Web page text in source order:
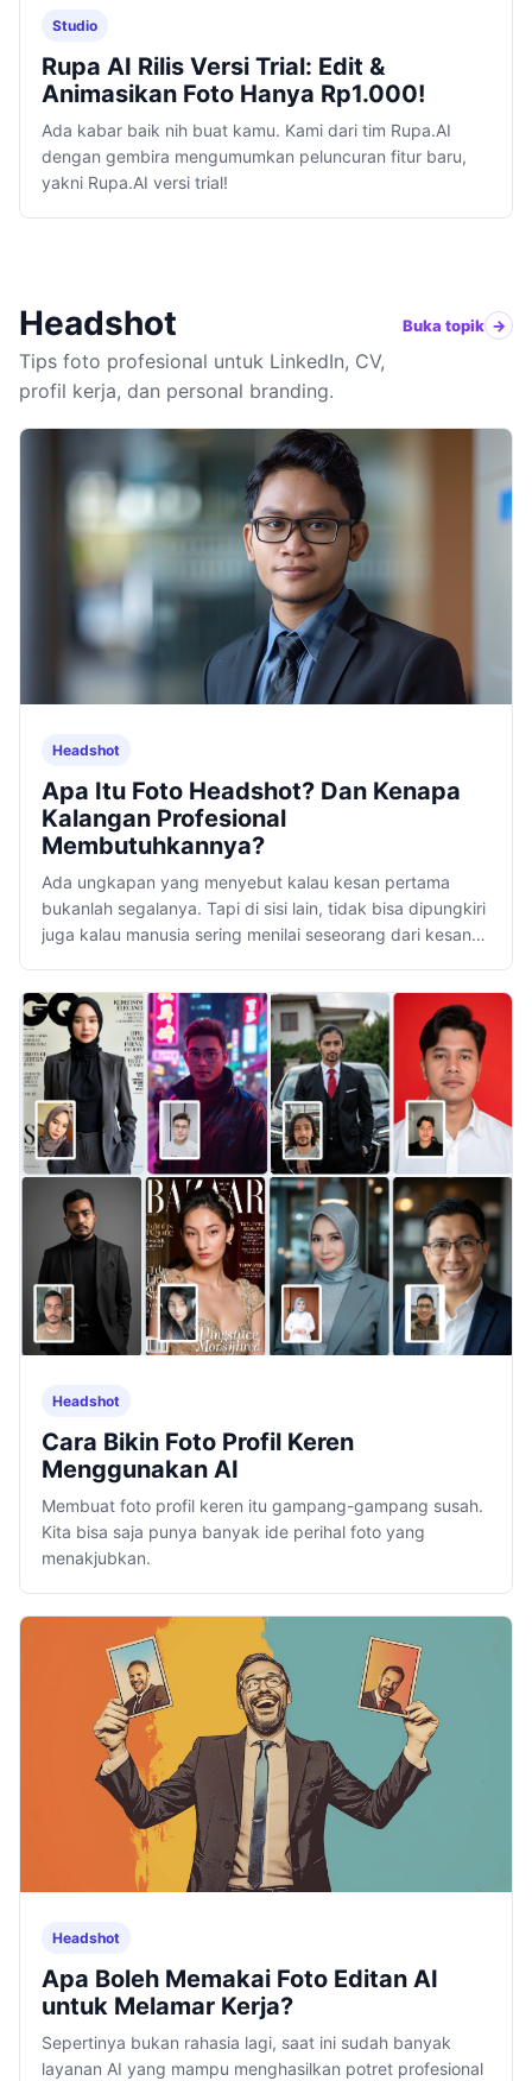
Studio
Rupa AI Rilis Versi Trial: Edit &
Animasikan Foto Hanya Rp1.000!
Ada kabar baik nih buat kamu. Kami dari tim Rupa.AI
dengan gembira mengumumkan peluncuran fitur baru,
yakni Rupa.AI versi trial!
Headshot
Tips foto profesional untuk LinkedIn, CV,
profil kerja, dan personal branding.
Buka topik
Headshot
Apa Itu Foto Headshot? Dan Kenapa
Kalangan Profesional
Membutuhkannya?
Ada ungkapan yang menyebut kalau kesan pertama
bukanlah segalanya. Tapi di sisi lain, tidak bisa dipungkiri
juga kalau manusia sering menilai seseorang dari kesan
Headshot
Cara Bikin Foto Profil Keren
Menggunakan AI
Membuat foto profil keren itu gampang-gampang susah.
Kita bisa saja punya banyak ide perihal foto yang
menakjubkan.
Headshot
Apa Boleh Memakai Foto Editan AI
untuk Melamar Kerja?
Sepertinya bukan rahasia lagi, saat ini sudah banyak
layanan AI yang mampu menghasilkan potret profesional